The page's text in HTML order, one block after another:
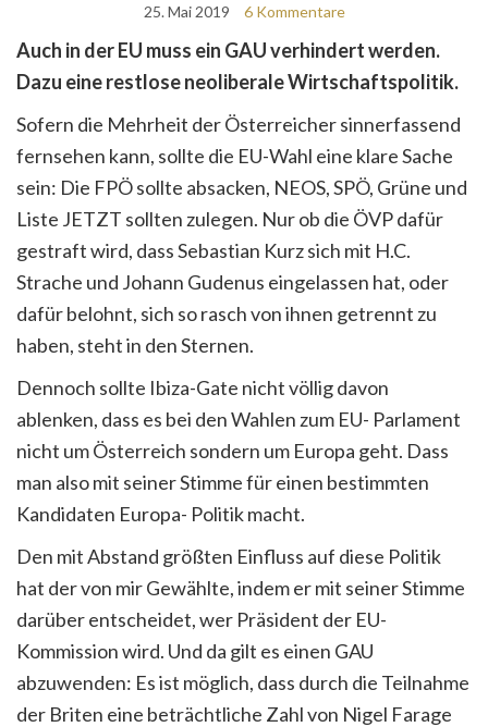
25. Mai 2019 6 Kommentare
Auch in der EU muss ein GAU verhindert werden.
Dazu eine restlose neoliberale Wirtschaftspolitik.
Sofern die Mehrheit der Österreicher sinnerfassend
fernsehen kann, sollte die EU-Wahl eine klare Sache
sein: Die FPÖ sollte absacken, NEOS, SPÖ, Grüne und
Liste JETZT sollten zulegen. Nur ob die ÖVP dafür
gestraft wird, dass Sebastian Kurz sich mit H.C.
Strache und Johann Gudenus eingelassen hat, oder
dafür belohnt, sich so rasch von ihnen getrennt zu
haben, steht in den Sternen.
Dennoch sollte Ibiza-Gate nicht völlig davon
ablenken, dass es bei den Wahlen zum EU- Parlament
nicht um Österreich sondern um Europa geht. Dass
man also mit seiner Stimme für einen bestimmten
Kandidaten Europa- Politik macht.
Den mit Abstand größten Einfluss auf diese Politik
hat der von mir Gewählte, indem er mit seiner Stimme
darüber entscheidet, wer Präsident der EU-
Kommission wird. Und da gilt es einen GAU
abzuwenden: Es ist möglich, dass durch die Teilnahme
der Briten eine beträchtliche Zahl von Nigel Farage